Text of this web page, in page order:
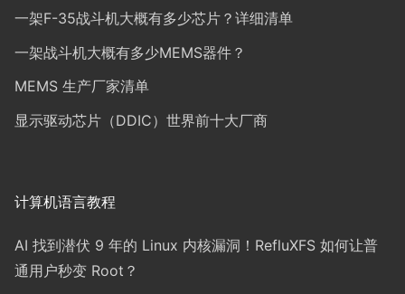
一架F-35战斗机大概有多少芯片？详细清单
一架战斗机大概有多少MEMS器件？
MEMS 生产厂家清单
显示驱动芯片（DDIC）世界前十大厂商
计算机语言教程
AI 找到潜伏 9 年的 Linux 内核漏洞！RefluXFS 如何让普
通用户秒变 Root？